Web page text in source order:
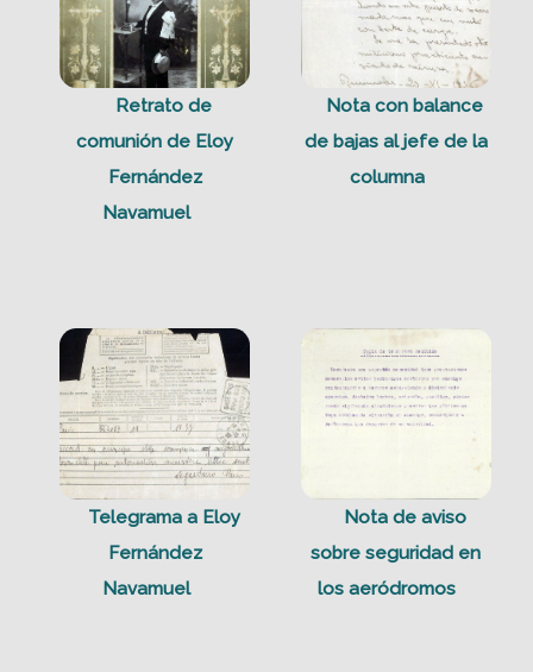
Retrato de
comunión de Eloy
Fernández
Navamuel
Nota con balance
de bajas al jefe de la
columna
Telegrama a Eloy
Fernández
Navamuel
Nota de aviso
sobre seguridad en
los aeródromos